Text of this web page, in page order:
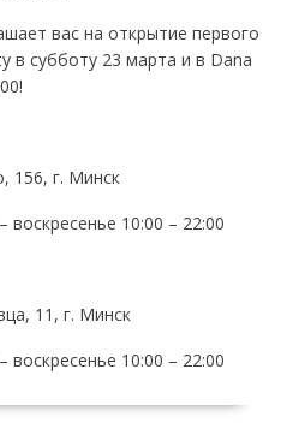
вас на открытие первого
в субботу 23 марта и в Dana
156, г. Минск
10:00 – 22:00
11, г. Минск
10:00 – 22:00